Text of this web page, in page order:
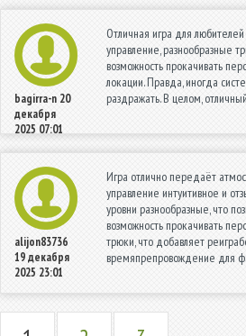
bagirra-n 20
декабря
2025 07:01
Отличная игра для
управление, разнообразные
возможность прокачивать
локации. Правда, иногда
раздражать. В целом,
alijon83736
19 декабря
2025 23:01
Игра отлично передаёт
управление интуитивное и
уровни разнообразные, что
возможность прокачивать
трюки, что добавляет
времяпрепровождение для